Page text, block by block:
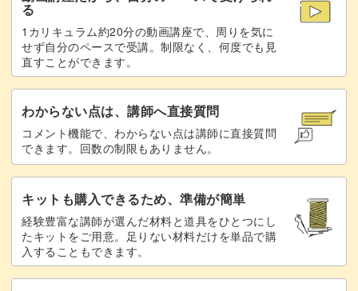
る
1カリキュラム約20分の動画講座で、周りを気に
せず自分のペースで受講。制限なく、何度でも見
直すことができます。
わからない点は、講師へ直接質問
コメント機能で、わからない点は講師に直接質問
できます。回数の制限もありません。
キットも購入できるため、準備が簡単
経験豊富な講師が選んだ材料と道具をひとつにし
たキットをご用意。足りない材料だけを単品で購
入することもできます。